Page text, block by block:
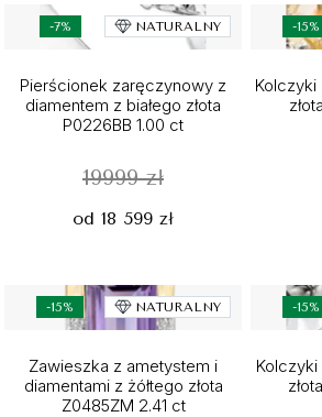
-7% NATURALNY
Pierścionek zaręczynowy z
diamentem z białego złota
P0226BB 1.00 ct
19999 zł
od 18 599 zł
-15%
Kolczyki
-15% NATURALNY
Zawieszka z ametystem i
diamentami z żółtego złota
Z0485ZM 2.41 ct
-15%
Kolczyki